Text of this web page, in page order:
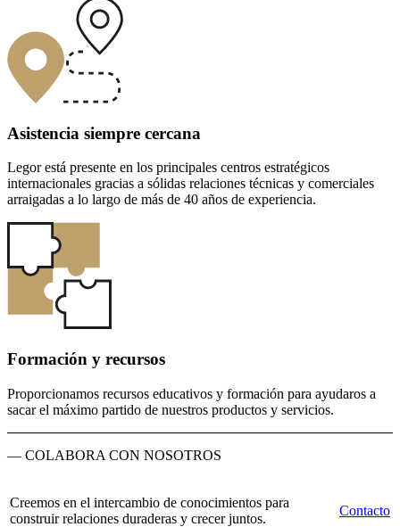
Asistencia siempre cercana
Legor está presente en los principales centros estratégicos
internacionales gracias a sólidas relaciones técnicas y comerciales
arraigadas a lo largo de más de 40 años de experiencia.
Formación y recursos
Proporcionamos recursos educativos y formación para ayudaros a
sacar el máximo partido de nuestros productos y servicios.
— COLABORA CON NOSOTROS
Creemos en el intercambio de conocimientos para
construir relaciones duraderas y crecer juntos.
Contacto